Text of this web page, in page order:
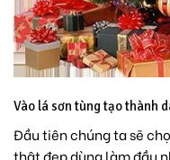
Vào lá sơn tùng tạo thành
Đầu tiên chúng ta sẽ
thật đẹp dùng làm đầu